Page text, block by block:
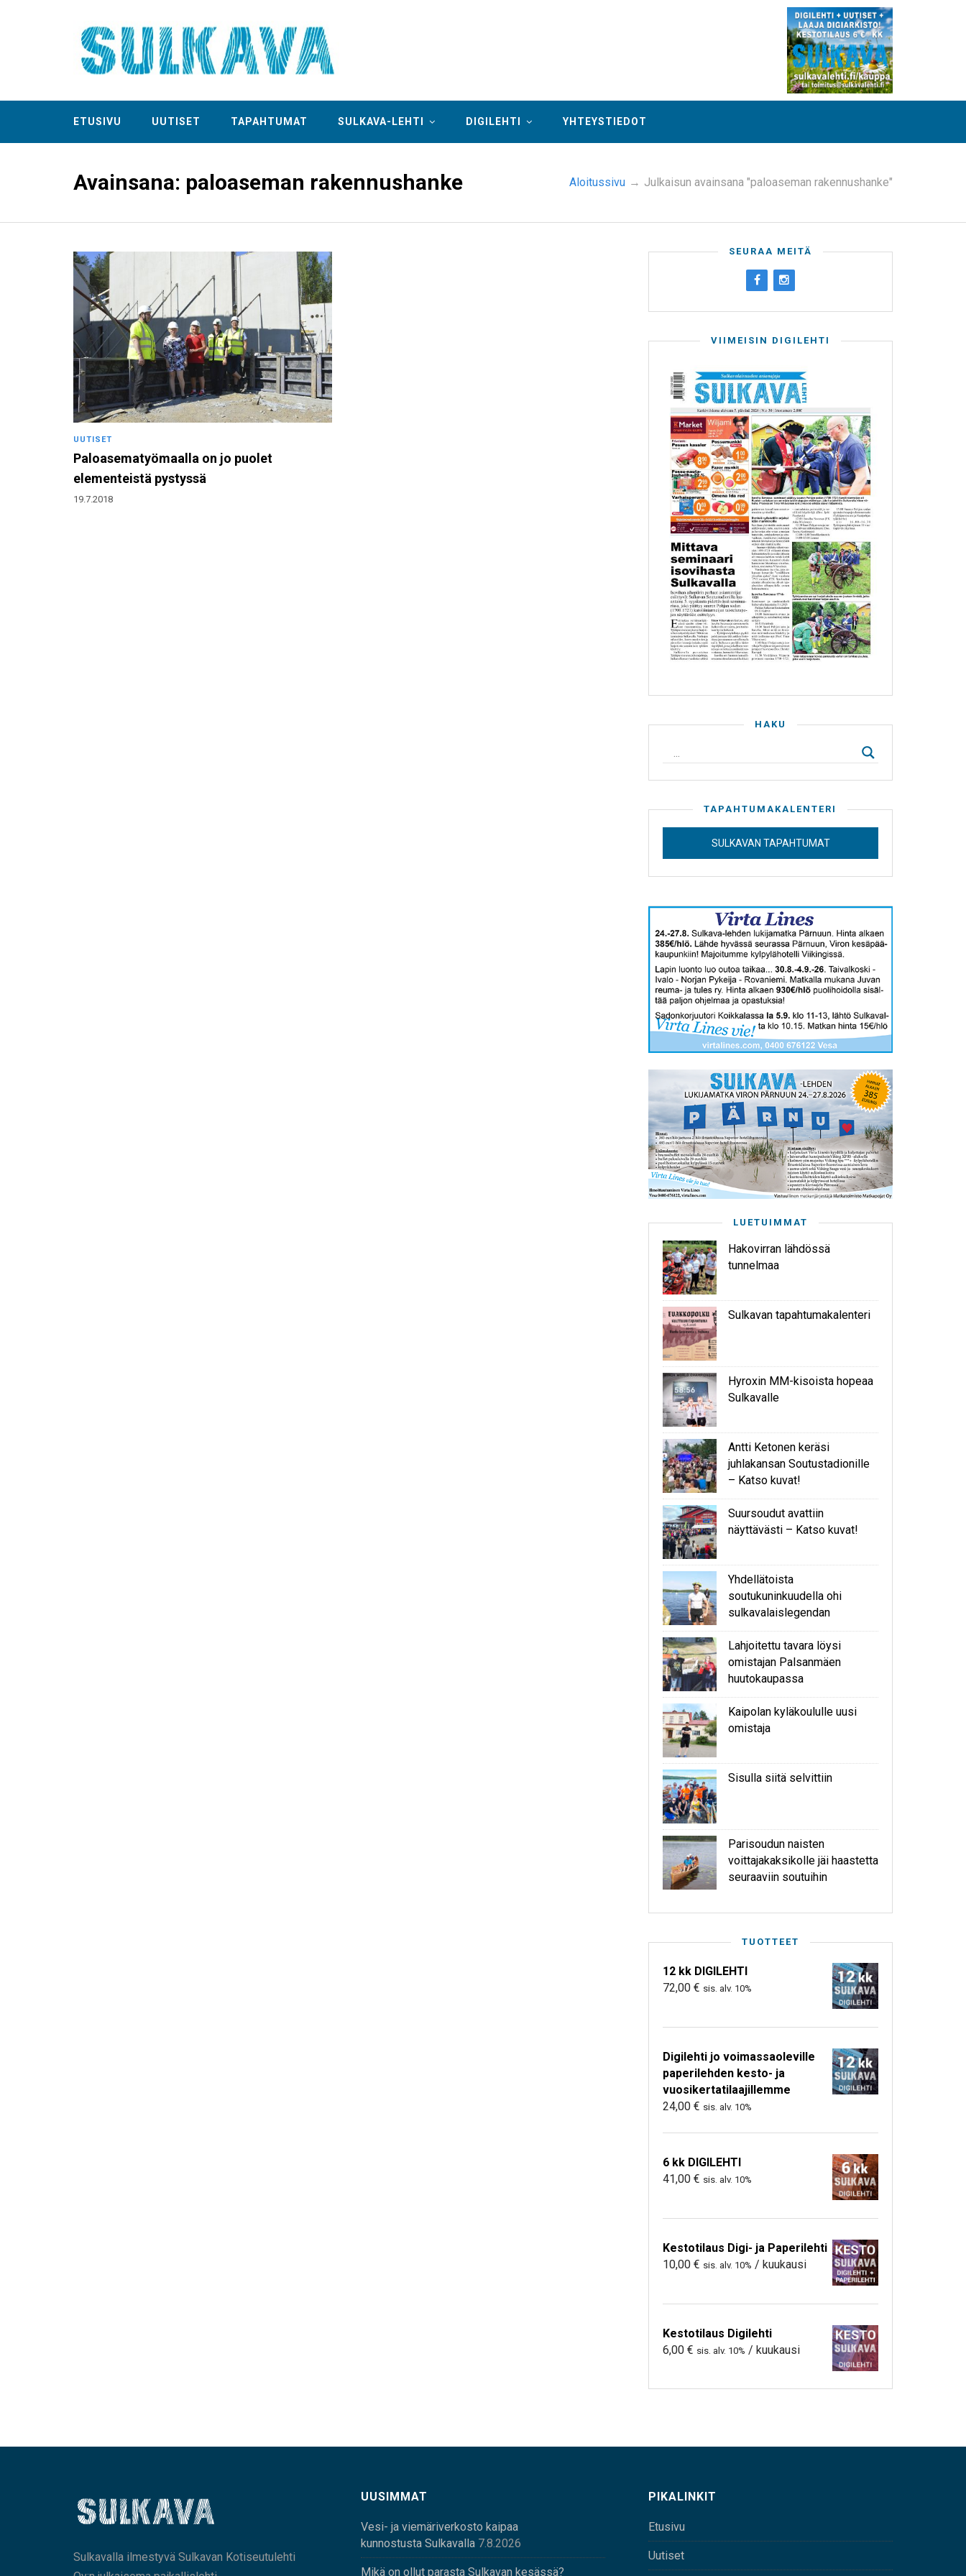
ETUSIVU UUTISET TAPAHTUMAT SULKAVA-LEHTI DIGILEHTI YHTEYSTIEDOT
Avainsana: paloaseman rakennushanke Aloitussivu → Julkaisun avainsana "paloaseman rakennushanke"
UUTISET
Paloasematyömaalla on jo puolet
elementeistä pystyssä
19.7.2018
SEURAA MEITÄ
VIIMEISIN DIGILEHTI
HAKU
TAPAHTUMAKALENTERI
SULKAVAN TAPAHTUMAT
LUETUIMMAT
Hakovirran lähdössä
tunnelmaa
Sulkavan tapahtumakalenteri
Hyroxin MM-kisoista hopeaa
Sulkavalle
Antti Ketonen keräsi
juhlakansan Soutustadionille
– Katso kuvat!
Suursoudut avattiin
näyttävästi – Katso kuvat!
Yhdellätoista
soutukuninkuudella ohi
sulkavalaislegendan
Lahjoitettu tavara löysi
omistajan Palsanmäen
huutokaupassa
Kaipolan kyläkoululle uusi
omistaja
Sisulla siitä selvittiin
Parisoudun naisten
voittajakaksikolle jäi haastetta
seuraaviin soutuihin
TUOTTEET
12 kk DIGILEHTI
72,00 € sis. alv. 10%
Digilehti jo voimassaoleville
paperilehden kesto- ja
vuosikertatilaajillemme
24,00 € sis. alv. 10%
6 kk DIGILEHTI
41,00 € sis. alv. 10%
Kestotilaus Digi- ja Paperilehti
10,00 € sis. alv. 10% / kuukausi
Kestotilaus Digilehti
6,00 € sis. alv. 10% / kuukausi
Sulkavalla ilmestyvä Sulkavan Kotiseutulehti
UUSIMMAT
Vesi- ja viemäriverkosto kaipaa
kunnostusta Sulkavalla 7.8.2026
Mikä on ollut parasta Sulkavan kesässä?
PIKALINKIT
Etusivu
Uutiset